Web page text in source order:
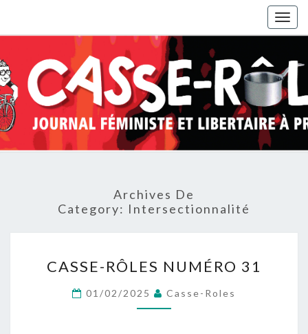
Archives De
Category: Intersectionnalité
RÔLES
NUMÉRO
31
CASSE-RÔLES NUMÉRO 31
01/02/2025 Casse-Roles